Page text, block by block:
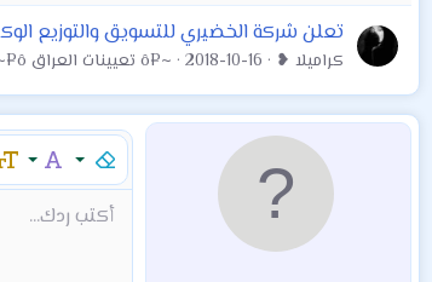
تعلن شركة الخضيري للتسويق والتوزيع
كراميلا ❥ 2018-10-16 ~¤ô تعيينات العراق ô¤~
إزالة التنسيقعائلة الخط
Arial
Book Antiqua
9
10
نص مخفي مضمن
إقتباسشراءMod:Alert
إدراج خط أفقي
محتوىكودأكتب ردك...